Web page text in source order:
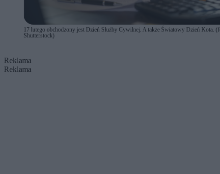
17 lutego obchodzony jest Dzień Służby Cywilnej. A także Światowy Dzień Kota.
Shutterstock)
Reklama
Reklama